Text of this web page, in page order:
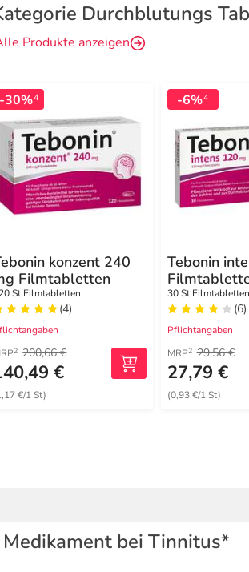
Durchblutungs
Produkte anzeigen
-30%4
konzent 240
Filmtabletten
St Filmtabletten
(4)
2 200,66 €
€
€/1 St)
-6%4
Tebonin
30 St Filmtabletten
(6)
Pflichtangaben
MRP2 29,56 €
27,79 €
(0,93 €/1 St)
bei Tinnitus*